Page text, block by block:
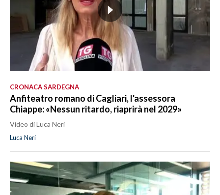
CRONACA SARDEGNA
Anfiteatro romano di Cagliari, l'assessora
Chiappe: «Nessun ritardo, riaprirà nel 2029»
Video di Luca Neri
Luca Neri